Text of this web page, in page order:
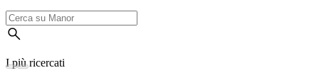
I più ricercati